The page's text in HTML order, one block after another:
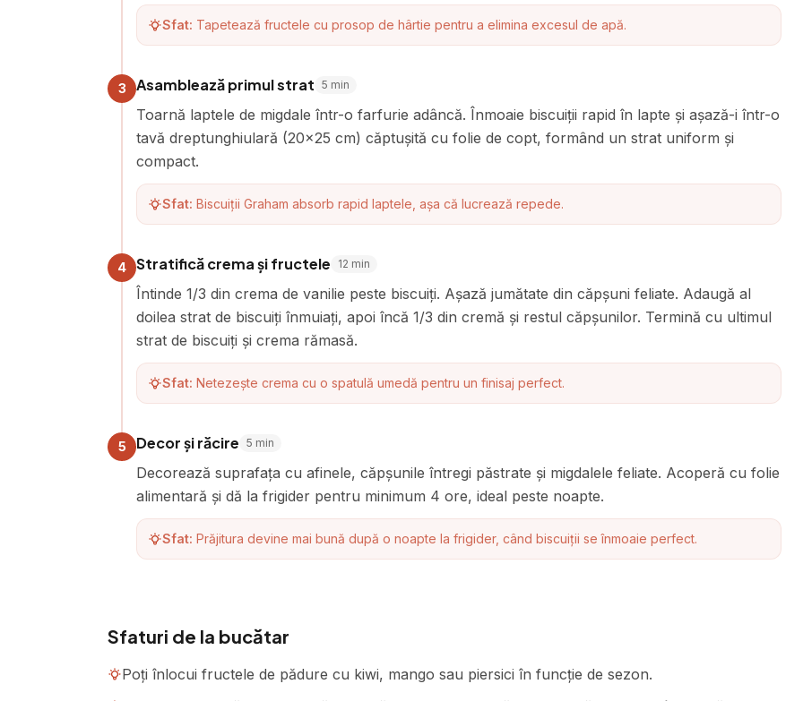
Sfat: Tapetează fructele cu prosop de hârtie pentru a elimina excesul de apă.
3 Asamblează primul strat 5 min
Toarnă laptele de migdale într-o farfurie adâncă. Înmoaie biscuiții rapid în lapte și așază-i într-o
tavă dreptunghiulară (20x25 cm) căptușită cu folie de copt, formând un strat uniform și
compact.
Sfat: Biscuiții Graham absorb rapid laptele, așa că lucrează repede.
4 Stratifică crema și fructele 12 min
Întinde 1/3 din crema de vanilie peste biscuiți. Așază jumătate din căpșuni feliate. Adaugă al
doilea strat de biscuiți înmuiați, apoi încă 1/3 din cremă și restul căpșunilor. Termină cu ultimul
strat de biscuiți și crema rămasă.
Sfat: Netezește crema cu o spatulă umedă pentru un finisaj perfect.
5 Decor și răcire 5 min
Decorează suprafața cu afinele, căpșunile întregi păstrate și migdalele feliate. Acoperă cu folie
alimentară și dă la frigider pentru minimum 4 ore, ideal peste noapte.
Sfat: Prăjitura devine mai bună după o noapte la frigider, când biscuiții se înmoaie perfect.
Sfaturi de la bucătar
Poți înlocui fructele de pădure cu kiwi, mango sau piersici în funcție de sezon.